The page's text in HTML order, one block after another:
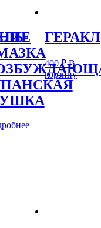
ГЕРАКЛ
400₽ В
корзину